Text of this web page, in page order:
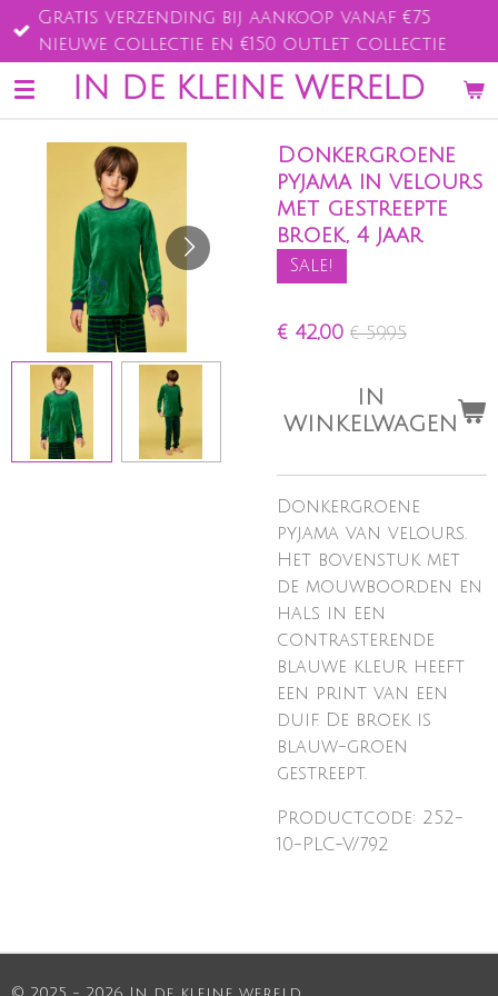
Ga
direct
naar
de
IN DE KLEINE WERELD
Gratis verzending bij aankoop vanaf €75
nieuwe collectie en €150 outlet collectie
Donkergroene
pyjama in velours
met gestreepte
broek, 4 jaar
Sale!
€ 42,00 € 59,95
IN
WINKELWAGEN
Donkergroene
pyjama van velours.
Het bovenstuk met
de mouwboorden en
hals in een
contrasterende
blauwe kleur heeft
een print van een
duif. De broek is
blauw-groen
gestreept.
Productcode: 252-
10-PLC-V/792